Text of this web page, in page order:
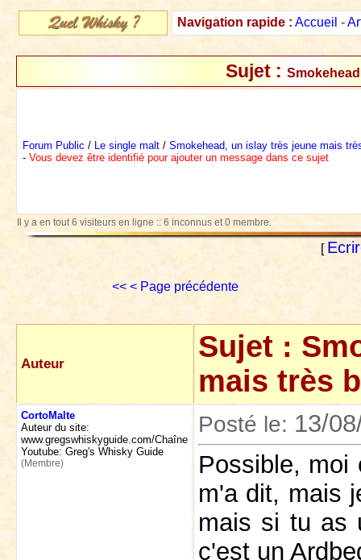
Navigation rapide : Accueil -
Sujet :
Forum Public / Le single malt / Smokehead, un islay très jeune mais
- Vous devez être identifié pour ajouter un message dans ce sujet
Il y a en tout 6 visiteurs en ligne :: 6 inconnus et 0 membre.
[
<< < Page précédente
Auteur Sujet :
mais très
CortoMalte
Auteur du site:
www.gregswhiskyguide.com/Chaîne
Youtube: Greg's Whisky Guide
(Membre)
Posté le: 13/
Possible, moi
m'a dit, mais
mais si tu as
c'est un